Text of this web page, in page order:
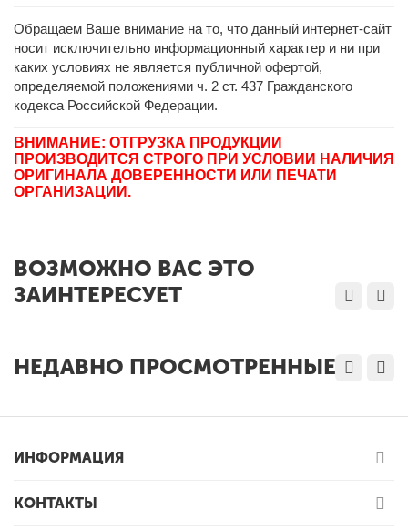
Обращаем Ваше внимание на то, что данный интернет-сайт
носит исключительно информационный характер и ни при
каких условиях не является публичной офертой,
определяемой положениями ч. 2 ст. 437 Гражданского
кодекса Российской Федерации.
ВНИМАНИЕ: ОТГРУЗКА ПРОДУКЦИИ
ПРОИЗВОДИТСЯ СТРОГО ПРИ УСЛОВИИ НАЛИЧИЯ
ОРИГИНАЛА ДОВЕРЕННОСТИ ИЛИ ПЕЧАТИ
ОРГАНИЗАЦИИ.
ВОЗМОЖНО ВАС ЭТО
ЗАИНТЕРЕСУЕТ
НЕДАВНО ПРОСМОТРЕННЫЕ
ИНФОРМАЦИЯ
КОНТАКТЫ